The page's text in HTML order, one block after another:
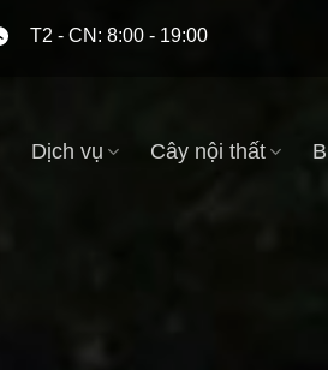
T2 - CN: 8:00 - 19:00
Dịch vụ Cây nội thất